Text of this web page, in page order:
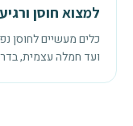
למצוא חוסן
כלים מעשיים לחוסן
ועד חמלה עצמית,